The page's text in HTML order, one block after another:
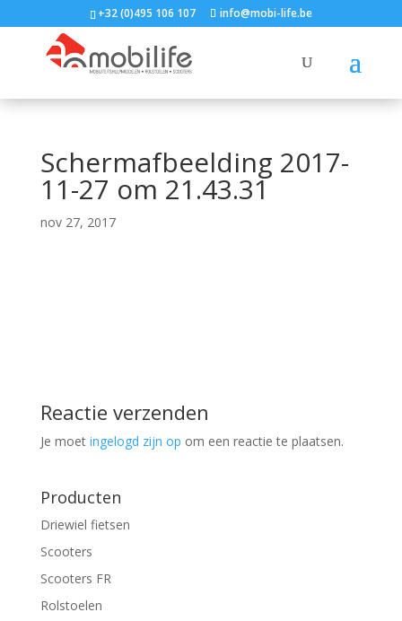
+32 (0)495 106 107 info@mobi-life.be
Schermafbeelding 2017-
11-27 om 21.43.31
nov 27, 2017
Reactie verzenden
Je moet ingelogd zijn op om een reactie te plaatsen.
Producten
Driewiel fietsen
Scooters
Scooters FR
Rolstoelen